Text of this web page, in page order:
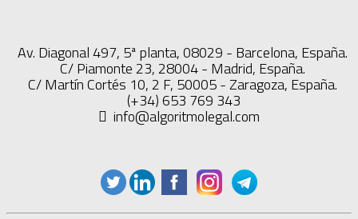
Av. Diagonal 497, 5ª planta, 08029 - Barcelona, España.
C/ Piamonte 23, 28004 - Madrid, España.
C/ Martín Cortés 10, 2 F, 50005 - Zaragoza, España.
(+34) 653 769 343
info@algoritmolegal.com